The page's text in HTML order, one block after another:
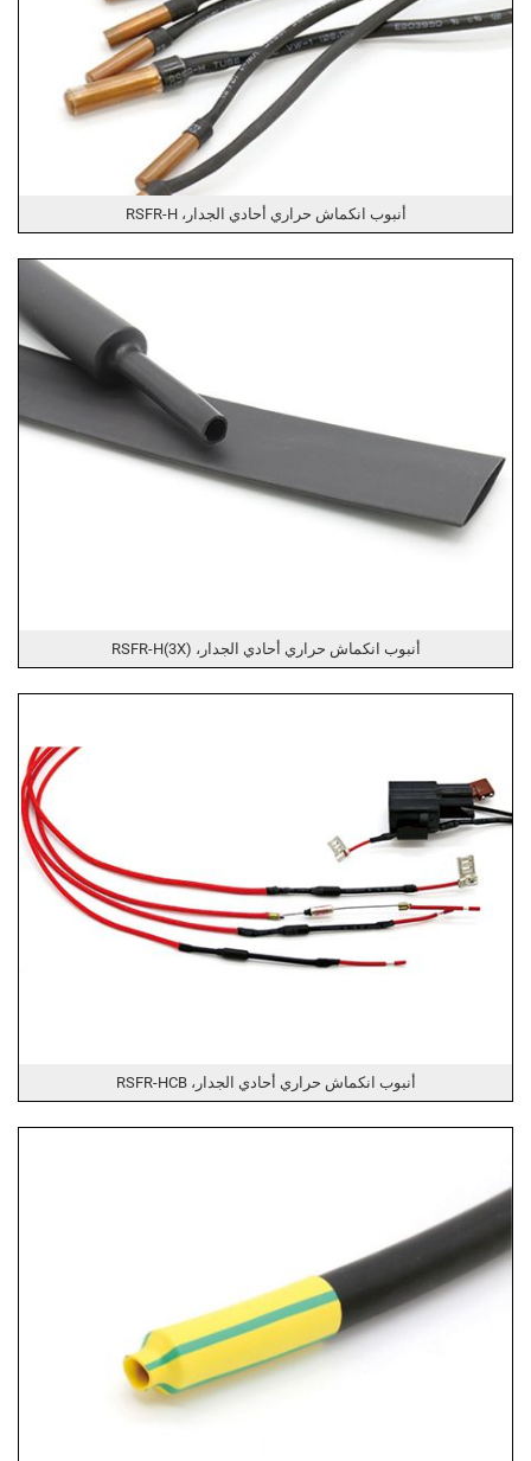
أنبوب انكماش حراري أحادي الجدار، RSFR-H
أنبوب انكماش حراري أحادي الجدار، RSFR-H(3X)
أنبوب انكماش حراري أحادي الجدار، RSFR-HCB